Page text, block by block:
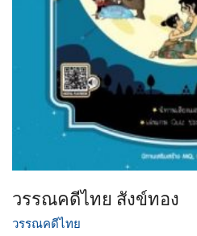
วรรณคดีไทย สังข์ทอง
วรรณคดีไทย